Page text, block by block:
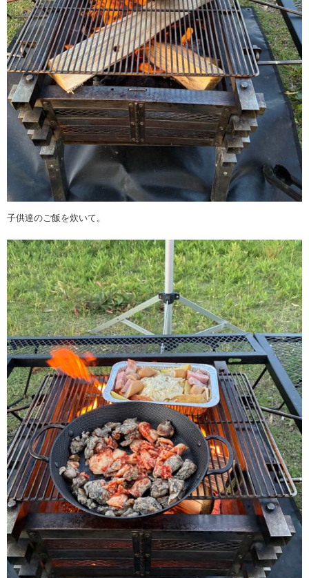
子供達のご飯を炊いて。